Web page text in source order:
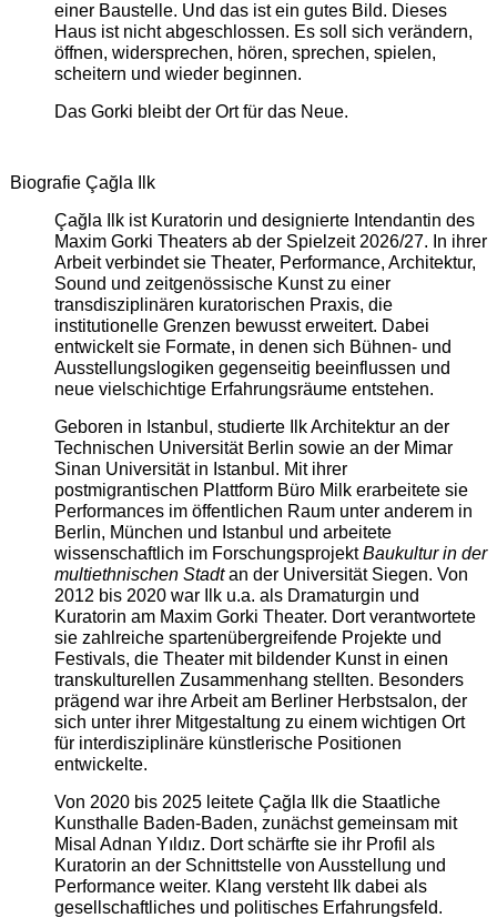
einer Baustelle. Und das ist ein gutes Bild. Dieses
Haus ist nicht abgeschlossen. Es soll sich verändern,
öffnen, widersprechen, hören, sprechen, spielen,
scheitern und wieder beginnen.
Das Gorki bleibt der Ort für das Neue.
Biografie Çağla Ilk
Çağla Ilk ist Kuratorin und designierte Intendantin des
Maxim Gorki Theaters ab der Spielzeit 2026/27. In ihrer
Arbeit verbindet sie Theater, Performance, Architektur,
Sound und zeitgenössische Kunst zu einer
transdisziplinären kuratorischen Praxis, die
institutionelle Grenzen bewusst erweitert. Dabei
entwickelt sie Formate, in denen sich Bühnen- und
Ausstellungslogiken gegenseitig beeinflussen und
neue vielschichtige Erfahrungsräume entstehen.
Geboren in Istanbul, studierte Ilk Architektur an der
Technischen Universität Berlin sowie an der Mimar
Sinan Universität in Istanbul. Mit ihrer
postmigrantischen Plattform Büro Milk erarbeitete sie
Performances im öffentlichen Raum unter anderem in
Berlin, München und Istanbul und arbeitete
wissenschaftlich im ForschungsprojektBaukultur in der
multiethnischen Stadtan der Universität Siegen. Von
2012 bis 2020 war Ilk u.a. als Dramaturgin und
Kuratorin am Maxim Gorki Theater. Dort verantwortete
sie zahlreiche spartenübergreifende Projekte und
Festivals, die Theater mit bildender Kunst in einen
transkulturellen Zusammenhang stellten. Besonders
prägend war ihre Arbeit am Berliner Herbstsalon, der
sich unter ihrer Mitgestaltung zu einem wichtigen Ort
für interdisziplinäre künstlerische Positionen
entwickelte.
Von 2020 bis 2025 leitete Çağla Ilk die Staatliche
Kunsthalle Baden-Baden, zunächst gemeinsam mit
Misal Adnan Yıldız. Dort schärfte sie ihr Profil als
Kuratorin an der Schnittstelle von Ausstellung und
Performance weiter. Klang versteht Ilk dabei als
gesellschaftliches und politisches Erfahrungsfeld.